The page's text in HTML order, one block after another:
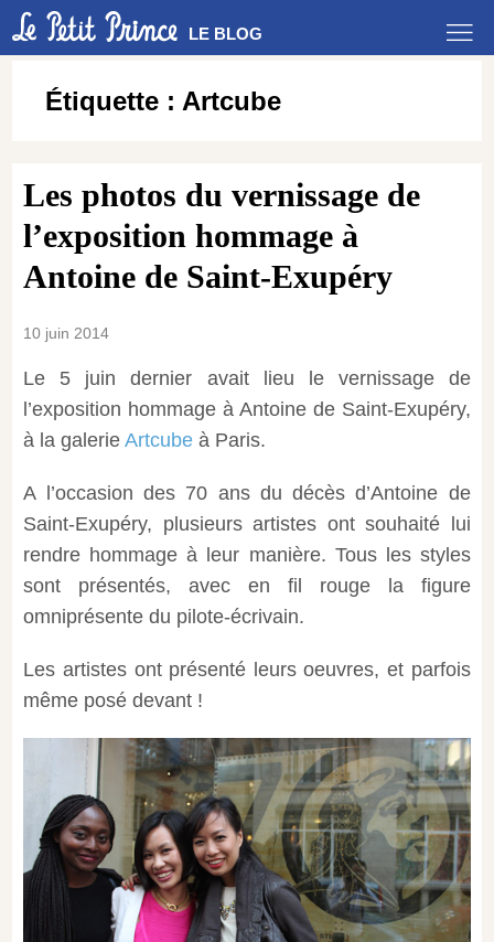
LE BLOG
Étiquette : Artcube
Les photos du vernissage de
l’exposition hommage à
Antoine de Saint-Exupéry
10 juin 2014
Le 5 juin dernier avait lieu le vernissage de
l’exposition hommage à Antoine de Saint-Exupéry,
à la galerie Artcube à Paris.
A l’occasion des 70 ans du décès d’Antoine de
Saint-Exupéry, plusieurs artistes ont souhaité lui
rendre hommage à leur manière. Tous les styles
sont présentés, avec en fil rouge la figure
omniprésente du pilote-écrivain.
Les artistes ont présenté leurs oeuvres, et parfois
même posé devant !